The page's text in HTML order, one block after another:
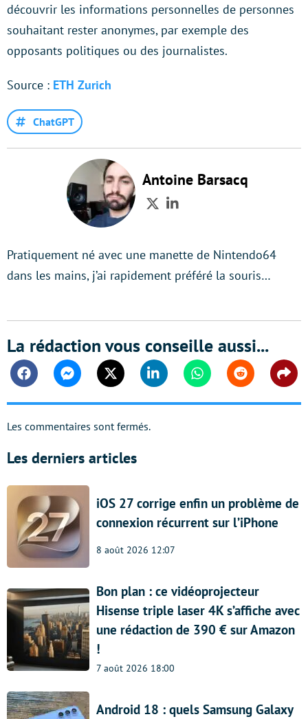
découvrir les informations personnelles de personnes
souhaitant rester anonymes, par exemple des
opposants politiques ou des journalistes.
Source : ETH Zurich
ChatGPT
Antoine Barsacq
TwitterLinkedIn
Pratiquement né avec une manette de Nintendo64
dans les mains, j’ai rapidement préféré la souris…
La rédaction vous conseille aussi...
FacebookMessengerTwitter Linkedin WhatsappReddit
Les commentaires sont fermés.
Les derniers articles
iOS 27 corrige enfin un problème de
connexion récurrent sur l’iPhone
8 août 2026 12:07
Bon plan : ce vidéoprojecteur
Hisense triple laser 4K s’affiche avec
une rédaction de 390 € sur Amazon
!
7 août 2026 18:00
Android 18 : quels Samsung Galaxy